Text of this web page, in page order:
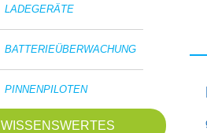
LADEGERÄTE
BATTERIEÜBERWACHUNG
PINNENPILOTEN
WISSENSWERTES